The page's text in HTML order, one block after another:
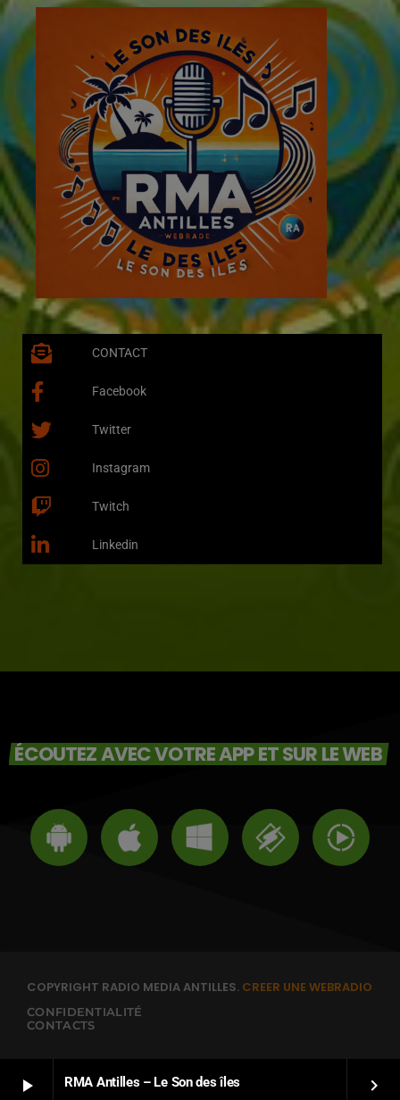
play_arrow RMA Antilles – Le Son des îles keyboard_arrow_right
CONTACT
Facebook
Twitter
Instagram
Twitch
Linkedin
ÉCOUTEZ AVEC VOTRE APP ET SUR LE WEB
COPYRIGHT RADIO MEDIA ANTILLES. CREER UNE WEBRADIO
CONFIDENTIALITÉ
CONTACTS